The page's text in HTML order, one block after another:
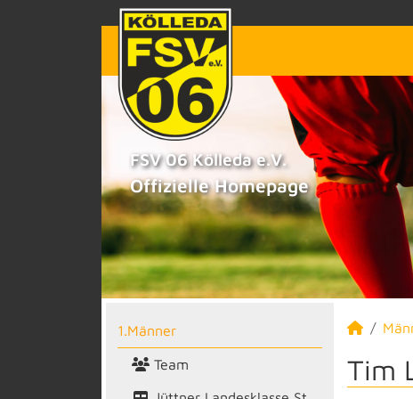
FSV 06 Kölleda e.V.
Offizielle Homepage
1.Männer
Team Tim